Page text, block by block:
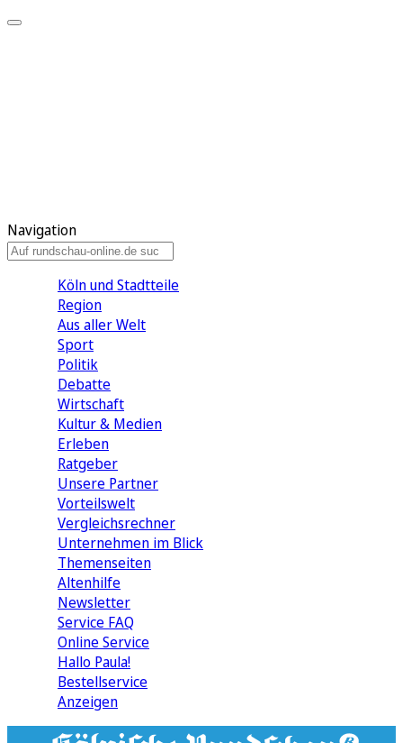
Navigation
Köln und Stadtteile
Region
Aus aller Welt
Sport
Politik
Debatte
Wirtschaft
Kultur & Medien
Erleben
Ratgeber
Unsere Partner
Vorteilswelt
Vergleichsrechner
Unternehmen im Blick
Themenseiten
Altenhilfe
Newsletter
Service FAQ
Online Service
Hallo Paula!
Bestellservice
Anzeigen